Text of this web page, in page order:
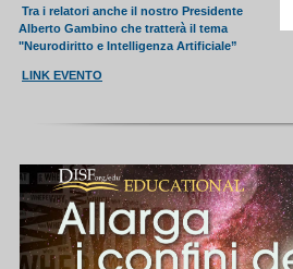
Tra i relatori anche il nostro Presidente
Alberto Gambino che tratterà il tema
"Neurodiritto e Intelligenza Artificiale”
LINK EVENTO